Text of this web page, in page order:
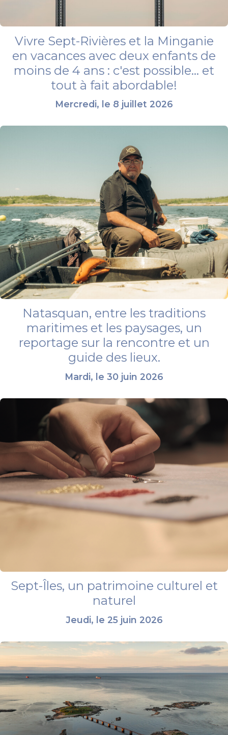
Vivre Sept-Rivières et la Minganie
en vacances avec deux enfants de
moins de 4 ans : c'est possible... et
tout à fait abordable!
Mercredi, le 8 juillet 2026
Natasquan, entre les traditions
maritimes et les paysages, un
reportage sur la rencontre et un
guide des lieux.
Mardi, le 30 juin 2026
Sept-Îles, un patrimoine culturel et
naturel
Jeudi, le 25 juin 2026